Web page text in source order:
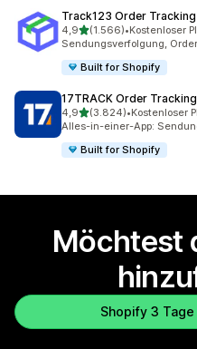
Track123 Order
4,9von 5 Sternen
(1.566)
1566 Rezensionen
•Kostenloser
Sendungsverfolgung,
Built for Shopify
17TRACK Order Tracking
4,9von 5 Sternen
(3.824)
3824 Rezensionen
•Kostenloser
Alles-in-einer-App:
Built for Shopify
Möchtest
Shopify 3